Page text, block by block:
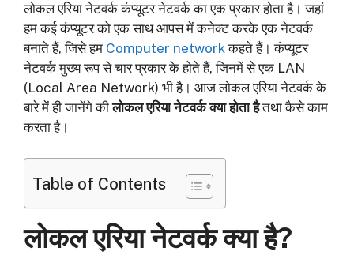
लोकल एरिया नेटवर्क कंप्यूटर नेटवर्क का एक प्रकार होता है। जहां
हम कई कंप्यूटर को एक साथ आपस में कनेक्ट करके एक नेटवर्क
बनाते हैं, जिसे हम Computer networkकहते हैं। कंप्यूटर
नेटवर्क मुख्य रूप से चार प्रकार के होते हैं, जिनमें से एक LAN
(Local Area Network) भी है। आज लोकल एरिया नेटवर्क के
बारे में ही जानेंगे कीलोकल एरिया नेटवर्क क्या होता हैतथा कैसे काम
करता है।
Table of Contents
लोकल एरिया नेटवर्क क्या है?